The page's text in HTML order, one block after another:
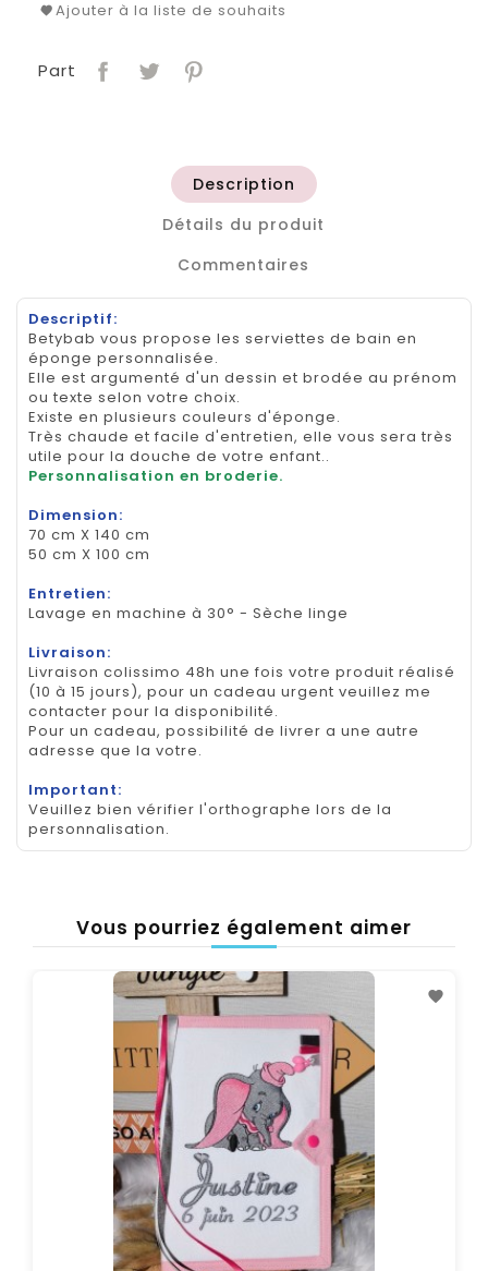
Ajouter à la liste de souhaits
Part
Description
Détails du produit
Commentaires
Descriptif:
Betybab vous propose les serviettes de bain en
éponge personnalisée.
Elle est argumenté d'un dessin et brodée au prénom
ou texte selon votre choix.
Existe en plusieurs couleurs d'éponge.
Très chaude et facile d'entretien, elle vous sera très
utile pour la douche de votre enfant..
Personnalisation en broderie.
Dimension:
70 cm X 140 cm
50 cm X 100 cm
Entretien:
Lavage en machine à 30° - Sèche linge
Livraison:
Livraison colissimo 48h une fois votre produit réalisé
(10 à 15 jours), pour un cadeau urgent veuillez me
contacter pour la disponibilité.
Pour un cadeau, possibilité de livrer a une autre
adresse que la votre.
Important:
Veuillez bien vérifier l'orthographe lors de la
personnalisation.
Vous pourriez également aimer